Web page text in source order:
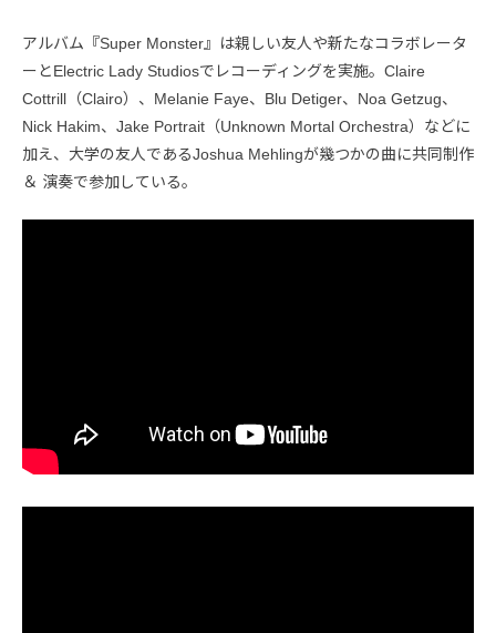
アルバム『Super Monster』は親しい友人や新たなコラボレータ
ーとElectric Lady Studiosでレコーディングを実施。Claire
Cottrill（Clairo）、Melanie Faye、Blu Detiger、Noa Getzug、
Nick Hakim、Jake Portrait（Unknown Mortal Orchestra）などに
加え、大学の友人であるJoshua Mehlingが幾つかの曲に共同制作
＆ 演奏で参加している。